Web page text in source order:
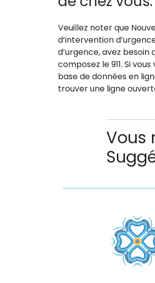
Veuillez noter que
d’intervention
d’urgence, avez besoin
composez le 911. Si
base de données en
trouver une ligne
Vous